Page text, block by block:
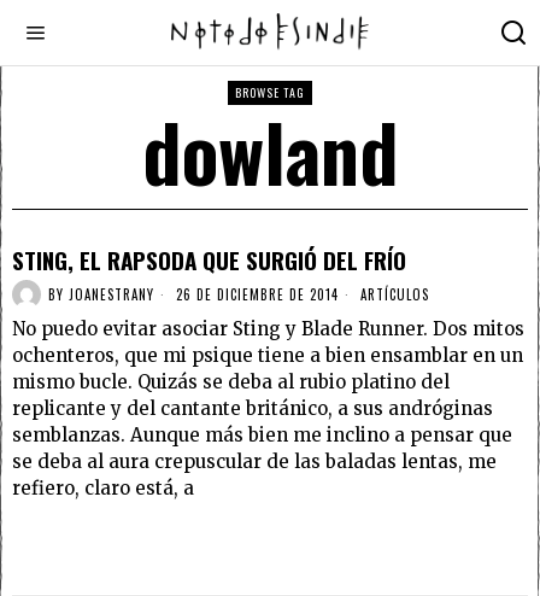
BROWSE TAG
dowland
STING, EL RAPSODA QUE SURGIÓ DEL FRÍO
BY JOANESTRANY 26 DE DICIEMBRE DE 2014 ARTÍCULOS
No puedo evitar asociar Sting y Blade Runner. Dos mitos
ochenteros, que mi psique tiene a bien ensamblar en un
mismo bucle. Quizás se deba al rubio platino del
replicante y del cantante británico, a sus andróginas
semblanzas. Aunque más bien me inclino a pensar que
se deba al aura crepuscular de las baladas lentas, me
refiero, claro está, a